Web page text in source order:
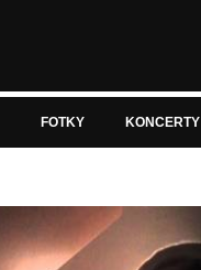
FOTKY KONCERTY